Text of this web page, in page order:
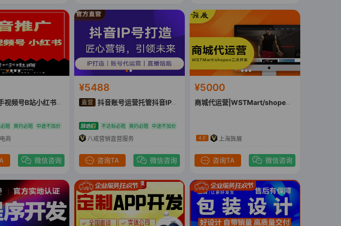
抖音推广快手视频号B站小红书短视频服务推广营销
赔 爽约必赔 中途不加价
商
微信咨询
¥5488
抖音账号运营托管抖音IP打造
不达标必赔 爽约必赔 中途不加价
八戒营销直营服务
咨询TA 微信咨询
¥5000
商城代运营|WSTMart/shopex二次开发
4.0 上海旌展
咨询TA 微信咨询